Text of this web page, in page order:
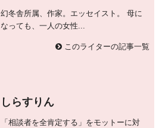
幻冬舎所属、作家。エッセイスト。 母に
なっても、一人の女性...
このライターの記事一覧
しらすりん
「相談者を全肯定する」をモットーに対